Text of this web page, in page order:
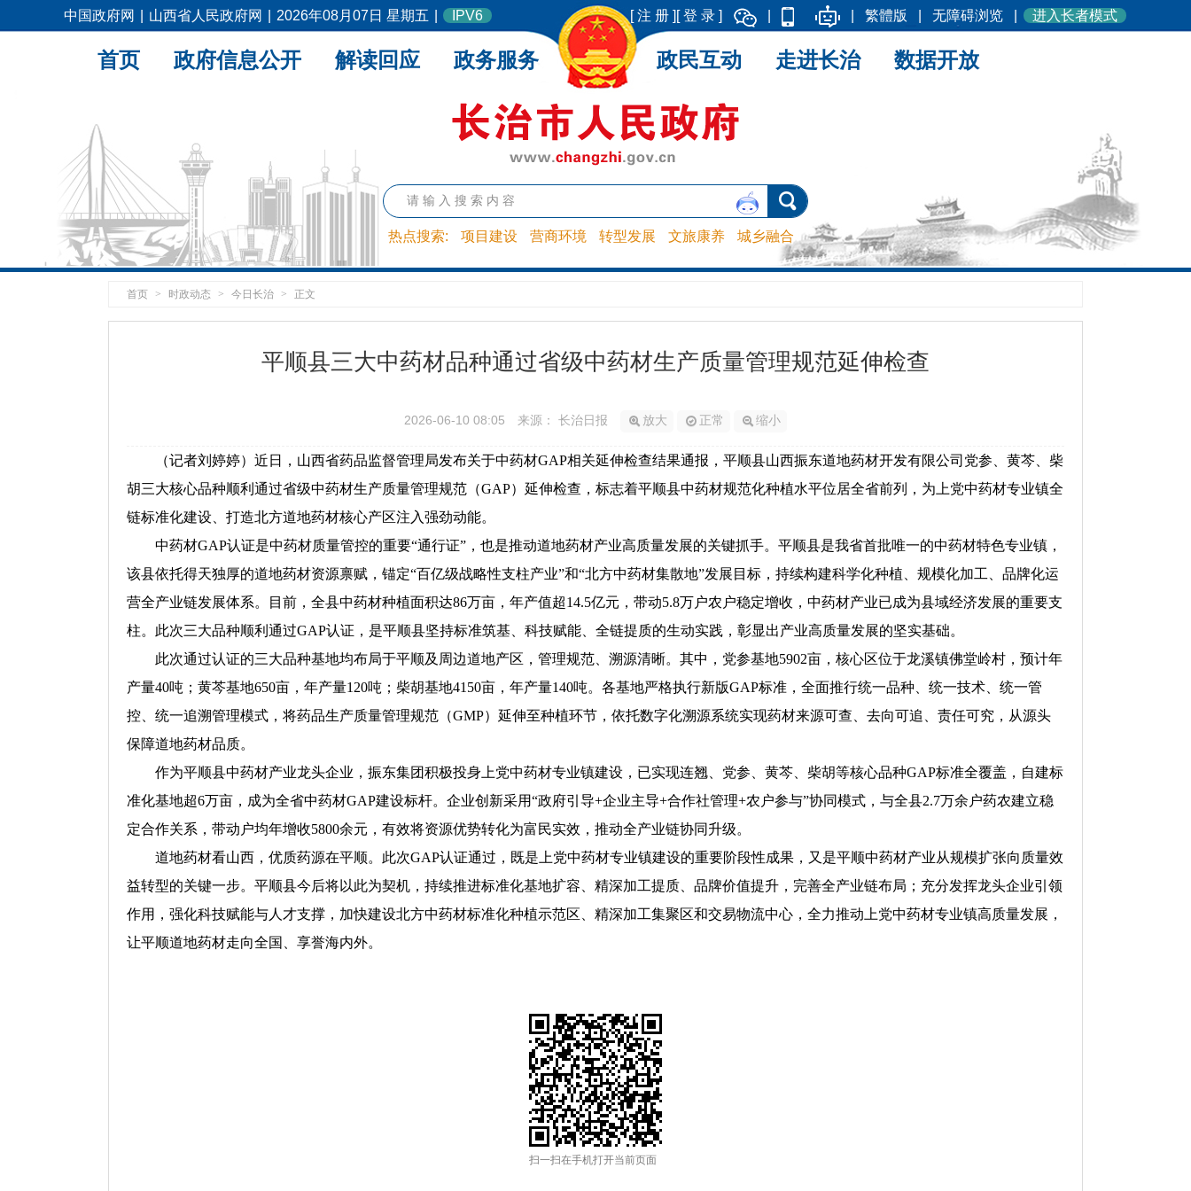
中国政府网 山西省人民政府网 2026年08月07日 星期五 IPV6 [ 登 录 ]
[ 注 册 ] 繁體版 无障碍浏览 进入长者模式
热点搜索: 项目建设 营商环境 转型发展 文旅康养 城乡融合
首页 政府信息公开 解读回应 政务服务 政民互动 走进长治 数据开放
首页 > 时政动态 > 今日长治 > 正文
平顺县三大中药材品种通过省级中药材生产质量管理规范延伸检查
2026-06-10 08:05 来源： 长治日报 放大 正常 缩小
（记者刘婷婷）近日，山西省药品监督管理局发布关于中药材GAP相关延伸检查结果通报，平顺县山西振东道地药材开发有限公司党参、黄芩、柴
胡三大核心品种顺利通过省级中药材生产质量管理规范（GAP）延伸检查，标志着平顺县中药材规范化种植水平位居全省前列，为上党中药材专业镇全
链标准化建设、打造北方道地药材核心产区注入强劲动能。
中药材GAP认证是中药材质量管控的重要“通行证”，也是推动道地药材产业高质量发展的关键抓手。平顺县是我省首批唯一的中药材特色专业镇，
该县依托得天独厚的道地药材资源禀赋，锚定“百亿级战略性支柱产业”和“北方中药材集散地”发展目标，持续构建科学化种植、规模化加工、品牌化运
营全产业链发展体系。目前，全县中药材种植面积达86万亩，年产值超14.5亿元，带动5.8万户农户稳定增收，中药材产业已成为县域经济发展的重要支
柱。此次三大品种顺利通过GAP认证，是平顺县坚持标准筑基、科技赋能、全链提质的生动实践，彰显出产业高质量发展的坚实基础。
此次通过认证的三大品种基地均布局于平顺及周边道地产区，管理规范、溯源清晰。其中，党参基地5902亩，核心区位于龙溪镇佛堂岭村，预计年
产量40吨；黄芩基地650亩，年产量120吨；柴胡基地4150亩，年产量140吨。各基地严格执行新版GAP标准，全面推行统一品种、统一技术、统一管
控、统一追溯管理模式，将药品生产质量管理规范（GMP）延伸至种植环节，依托数字化溯源系统实现药材来源可查、去向可追、责任可究，从源头
保障道地药材品质。
作为平顺县中药材产业龙头企业，振东集团积极投身上党中药材专业镇建设，已实现连翘、党参、黄芩、柴胡等核心品种GAP标准全覆盖，自建标
准化基地超6万亩，成为全省中药材GAP建设标杆。企业创新采用“政府引导+企业主导+合作社管理+农户参与”协同模式，与全县2.7万余户药农建立稳
定合作关系，带动户均年增收5800余元，有效将资源优势转化为富民实效，推动全产业链协同升级。
道地药材看山西，优质药源在平顺。此次GAP认证通过，既是上党中药材专业镇建设的重要阶段性成果，又是平顺中药材产业从规模扩张向质量效
益转型的关键一步。平顺县今后将以此为契机，持续推进标准化基地扩容、精深加工提质、品牌价值提升，完善全产业链布局；充分发挥龙头企业引领
作用，强化科技赋能与人才支撑，加快建设北方中药材标准化种植示范区、精深加工集聚区和交易物流中心，全力推动上党中药材专业镇高质量发展，
让平顺道地药材走向全国、享誉海内外。
扫一扫在手机打开当前页面